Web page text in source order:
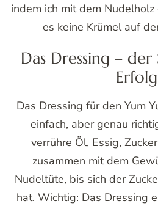
indem ich mit dem
es keine Krümel auf
Das Dressing – der
Erfolg
Das Dressing für den Yum
einfach, aber genau
verrühre Öl, Essig,
zusammen mit dem
Nudeltüte, bis sich der
hat. Wichtig: Das Dressing